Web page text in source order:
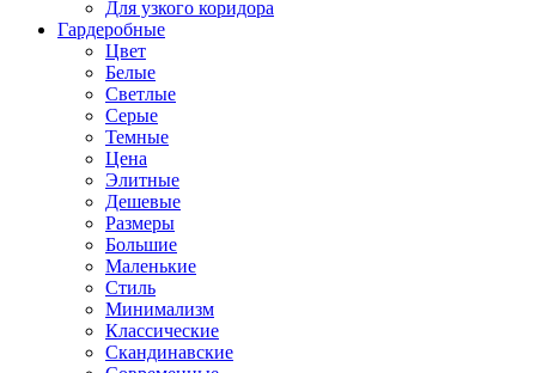
Для узкого коридора
Гардеробные
Цвет
Белые
Светлые
Серые
Темные
Цена
Элитные
Дешевые
Размеры
Большие
Маленькие
Стиль
Минимализм
Классические
Скандинавские